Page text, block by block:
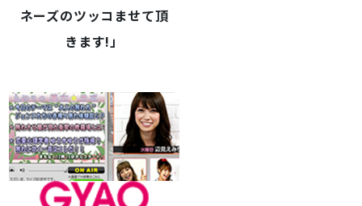
ネーズのツッコませて頂
きます!」